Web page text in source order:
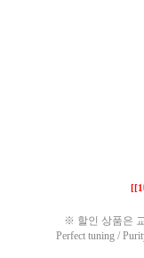
※ 할인 상품은
Perfect tuning /